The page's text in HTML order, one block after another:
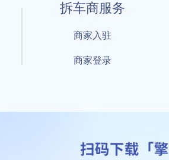
拆车商服务
商家入驻
商家登录
擎天拆车好省快 All Rights Reserved
-17 公安部备案号： 鲁公网安备